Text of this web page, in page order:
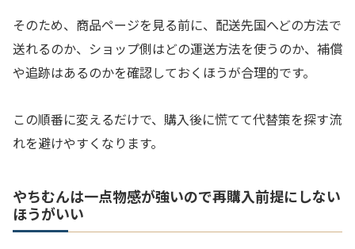
そのため、商品ページを見る前に、配送先国へどの方法で
送れるのか、ショップ側はどの運送方法を使うのか、補償
や追跡はあるのかを確認しておくほうが合理的です。
この順番に変えるだけで、購入後に慌てて代替策を探す流
れを避けやすくなります。
やちむんは一点物感が強いので再購入前提にしない
ほうがいい